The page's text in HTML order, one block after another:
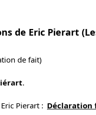
de Eric Pierart
de fait)
.
Pierart : Déclaration